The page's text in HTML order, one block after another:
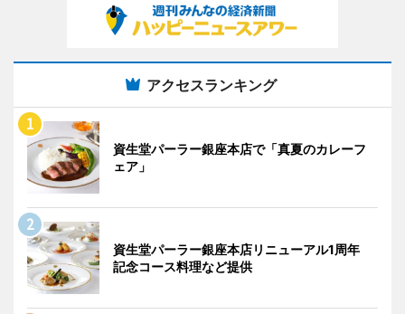
アクセスランキング
資生堂パーラー銀座本店で「真夏のカレーフ
ェア」
資生堂パーラー銀座本店リニューアル1周年
記念コース料理など提供